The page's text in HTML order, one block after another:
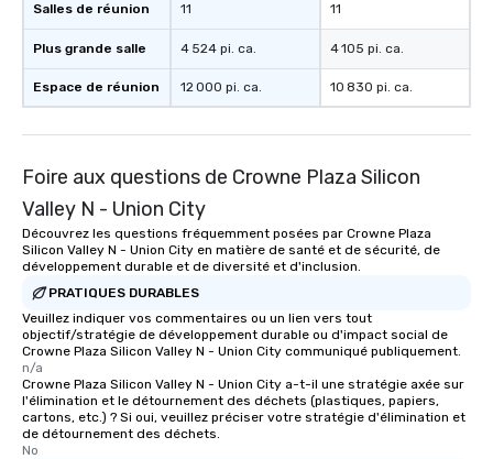
Salles de réunion
Plus grande salle
Espace de réunion
11
4 524 pi. ca.
12 000 pi. ca.
11
4 105 pi. ca.
10 830 pi. ca.
Foire aux questions de Crowne Plaza Silicon
Valley N - Union City
Découvrez les questions fréquemment posées par Crowne Plaza
Silicon Valley N - Union City en matière de santé et de sécurité, de
développement durable et de diversité et d'inclusion.
PRATIQUES DURABLES
Veuillez indiquer vos commentaires ou un lien vers tout
objectif/stratégie de développement durable ou d'impact social de
Crowne Plaza Silicon Valley N - Union City communiqué publiquement.
n/a
Crowne Plaza Silicon Valley N - Union City a-t-il une stratégie axée sur
l'élimination et le détournement des déchets (plastiques, papiers,
cartons, etc.) ? Si oui, veuillez préciser votre stratégie d'élimination et
de détournement des déchets.
No